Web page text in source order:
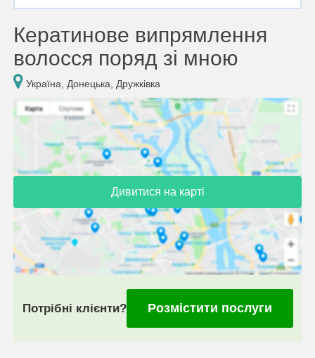
Кератинове випрямлення
волосся поряд зі мною
Україна, Донецька, Дружківка
Дивитися на карті
Потрібні клієнти? Розмістити послуги